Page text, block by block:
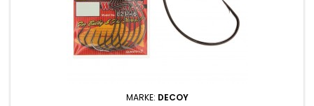
MARKE: DECOY